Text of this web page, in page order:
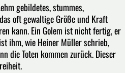
gebildetes, stummes,
oft gewaltige Größe und Kraft
kann. Ein Golem ist nicht fertig, er
ihm, wie Heiner Müller schrieb,
die Toten kommen zurück. Dieser